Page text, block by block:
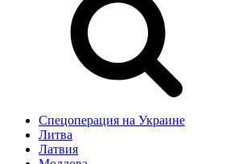
Спецоперация на Украине
Литва
Латвия